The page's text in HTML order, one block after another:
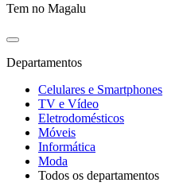
Tem no Magalu
Departamentos
Celulares e Smartphones
TV e Vídeo
Eletrodomésticos
Móveis
Informática
Moda
Todos os departamentos